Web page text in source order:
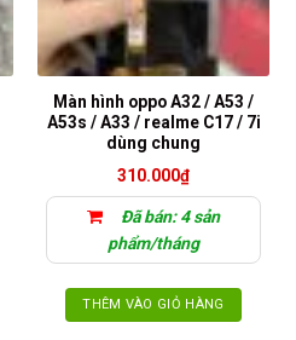
Màn hình oppo A32 / A53 /
A53s / A33 / realme C17 / 7i
dùng chung
310.000₫
Đã bán: 4 sản
phẩm/tháng
THÊM VÀO GIỎ HÀNG